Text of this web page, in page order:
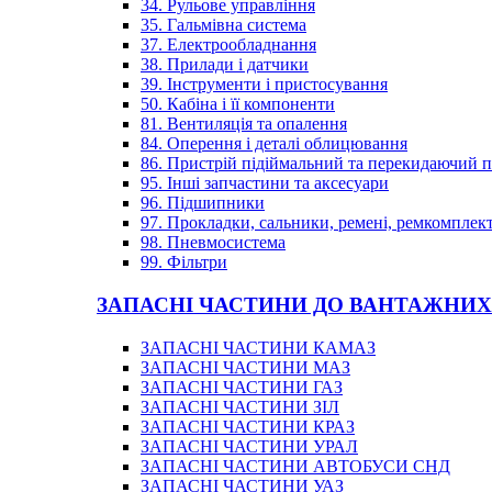
34. Рульове управління
35. Гальмівна система
37. Електрообладнання
38. Прилади і датчики
39. Інструменти і пристосування
50. Кабіна і її компоненти
81. Вентиляція та опалення
84. Оперення і деталі облицювання
86. Пристрій підіймальний та перекидаючий
95. Інші запчастини та аксесуари
96. Підшипники
97. Прокладки, сальники, ремені,
98. Пневмосистема
99. Фільтри
ЗАПАСНІ ЧАСТИНИ ДО
ЗАПАСНІ ЧАСТИНИ КАМАЗ
ЗАПАСНІ ЧАСТИНИ МАЗ
ЗАПАСНІ ЧАСТИНИ ГАЗ
ЗАПАСНІ ЧАСТИНИ ЗІЛ
ЗАПАСНІ ЧАСТИНИ КРАЗ
ЗАПАСНІ ЧАСТИНИ УРАЛ
ЗАПАСНІ ЧАСТИНИ АВТОБУСИ СНД
ЗАПАСНІ ЧАСТИНИ УАЗ